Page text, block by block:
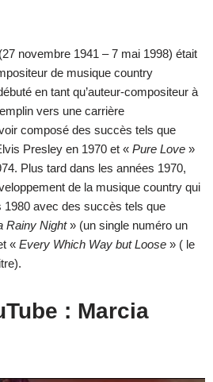
novembre 1941 – 7 mai 1998) était
de musique country
en tant qu’auteur-compositeur à
vers une carrière
composé des succès tels que
Presley en 1970 et « Pure Love »
Plus tard dans les années 1970,
de la musique country qui
1980 avec des succès tels que
Rainy Night» (un single numéro un
« Every Which Way but Loose » ( le
: Marcia